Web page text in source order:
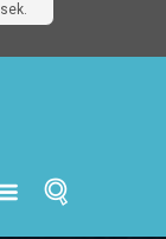
sek.